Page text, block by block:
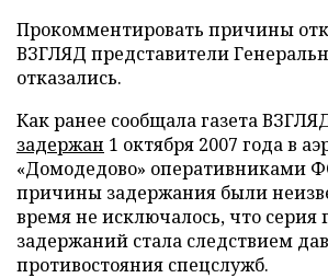
Прокомментировать причины
ВЗГЛЯД представители
отказались.
Как ранее сообщала газета
задержан 1 октября 2007 года в
«Домодедово» оперативниками
причины задержания были
время не исключалось, что серия
задержаний стала следствием
противостояния спецслужб.